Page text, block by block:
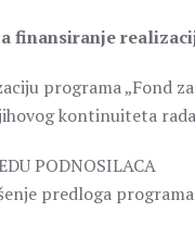
finansiranje
programa „Fond
kontinuiteta
PODNOSILACA
predloga